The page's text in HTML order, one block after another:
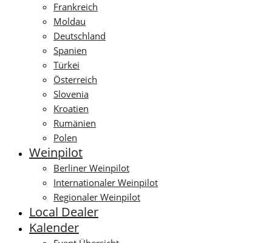
Frankreich
Moldau
Deutschland
Spanien
Türkei
Österreich
Slovenia
Kroatien
Rumänien
Polen
Weinpilot
Berliner Weinpilot
Internationaler Weinpilot
Regionaler Weinpilot
Local Dealer
Kalender